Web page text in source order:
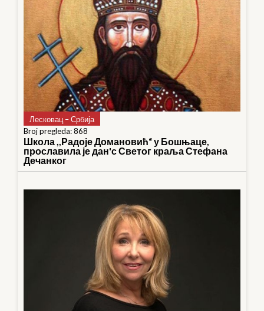
Лесковац – Србија
Broj pregleda: 868
Школа ,,Радоје Домановић“ у Бошњаце,
прославила је дан'с Светог краља Стефана
Дечанког